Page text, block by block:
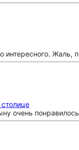
интересного.
очень